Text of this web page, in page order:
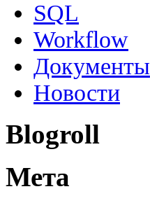
SQL
Workflow
Документы
Новости
Blogroll
Мета